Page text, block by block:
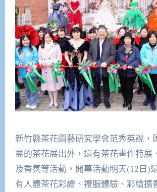
新竹縣茶花園藝研究學會范秀英說，
盆的茶花展出外，還有茶花畫作特展
及香氛等活動，開幕活動明天(12日)
有人體茶花彩繪、禮服體驗、彩繪擴